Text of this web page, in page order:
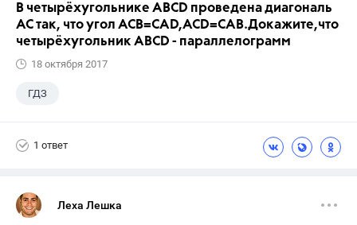
В четырёхугольнике ABCD проведена диагональ
AC так, что угол ACB=CAD,ACD=CAB.Докажите,что
четырёхугольник ABCD - параллелограмм
18 октября 2017
ГДЗ
1 ответ
Леха Лешка